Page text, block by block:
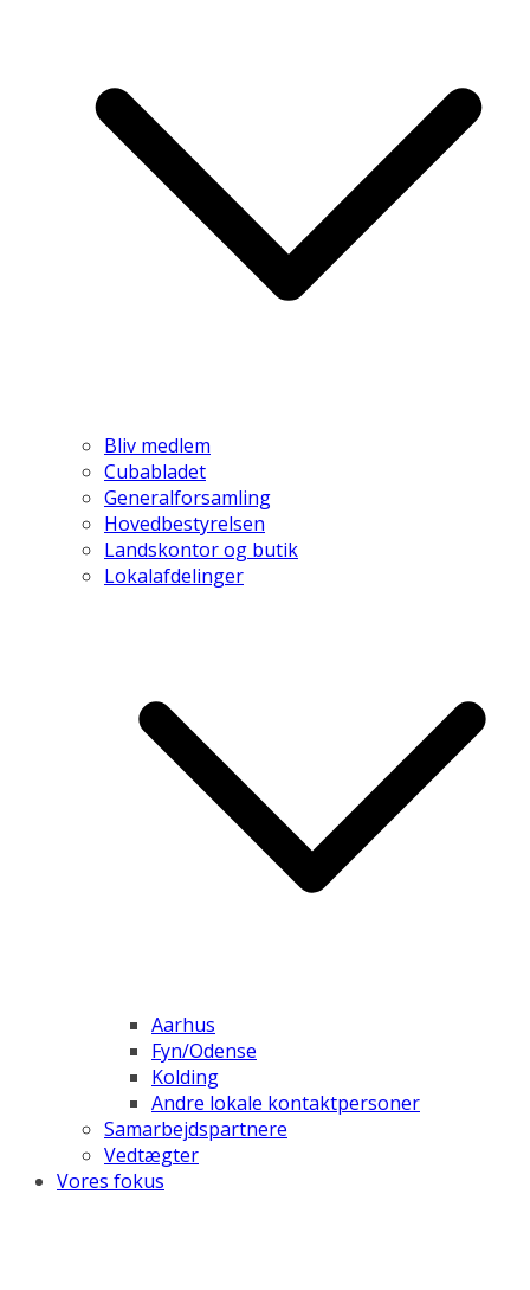
Bliv medlem
Cubabladet
Generalforsamling
Hovedbestyrelsen
Landskontor og butik
Lokalafdelinger
Aarhus
Fyn/Odense
Kolding
Andre lokale kontaktpersoner
Samarbejdspartnere
Vedtægter
Vores fokus